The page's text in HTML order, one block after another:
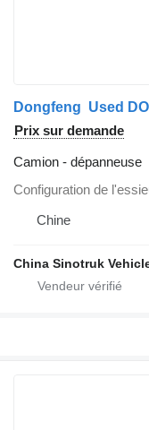
Dongfeng ​ Used
Prix sur demande
Camion - dépanneuse
Configuration de
Chine
China Sinotruk